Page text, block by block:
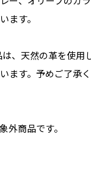
ます。
、天然の革を使用
ます。予めご了承く
外商品です。